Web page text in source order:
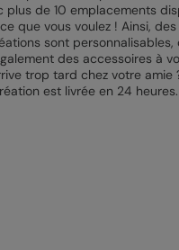
plus de 10 emplacements
que vous voulez ! Ainsi,
sont
des accessoires
trop tard chez votre
est livrée en 24 heures.